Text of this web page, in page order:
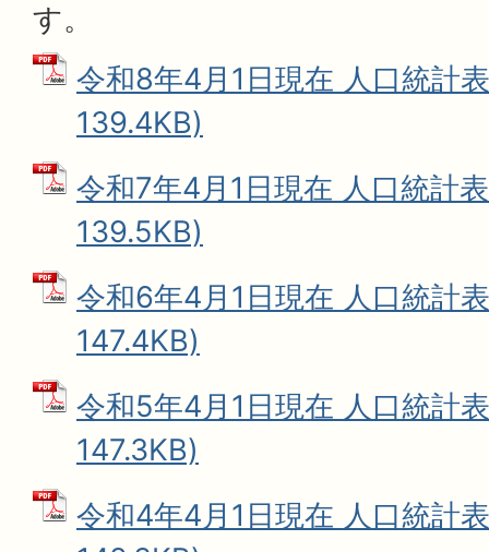
す。
令和8年4月1日現在 人口統計
139.4KB)
令和7年4月1日現在 人口統計
139.5KB)
令和6年4月1日現在 人口統計
147.4KB)
令和5年4月1日現在 人口統計
147.3KB)
令和4年4月1日現在 人口統計